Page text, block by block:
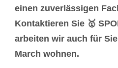
einen zuverlässigen
Kontaktieren Sie 🥇
arbeiten wir auch für
March wohnen.